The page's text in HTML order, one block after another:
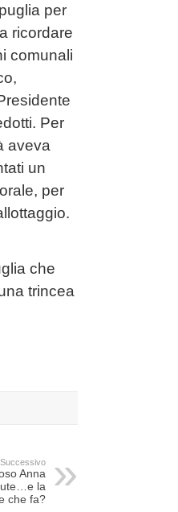
per
ricordare
comunali
Per
aveva
un
per
che
trincea
Anna
la
che fa?